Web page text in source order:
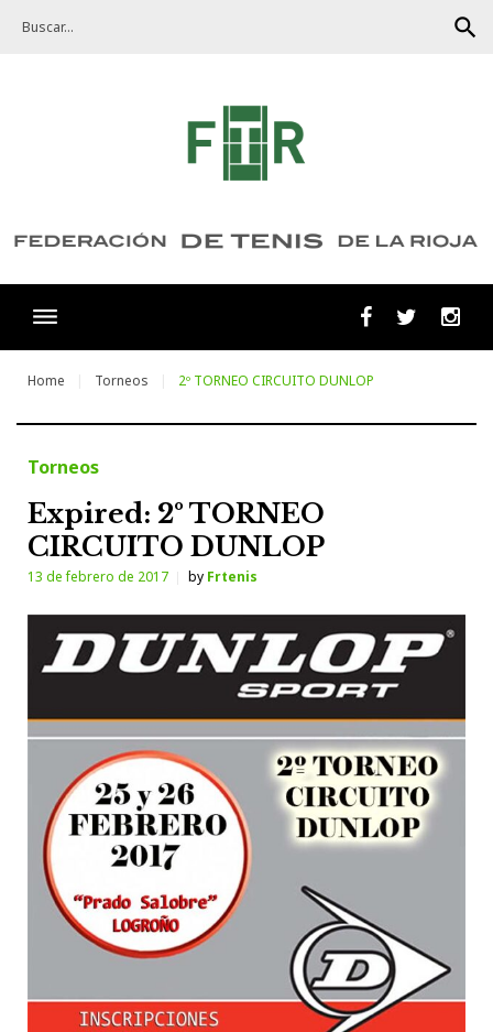
search
FacebookTwitter
Home Torneos 2º TORNEO CIRCUITO DUNLOP
Torneos
Expired: 2º TORNEO
CIRCUITO DUNLOP
13 de febrero de 2017 by Frtenis